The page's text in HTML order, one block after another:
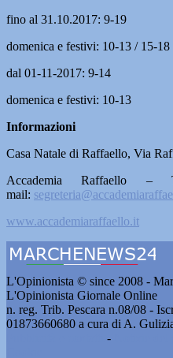
fino al 31.10.2017: 9-19
domenica e festivi: 10-13 / 15-18
dal 01-11-2017: 9-14
domenica e festivi: 10-13
Informazioni
Casa Natale di Raffaello, Via
Accademia Raffaello
mail:
www.accademiaraffaello.it
L'Opinionista © since 2008 -
L'Opinionista Giornale Online
n. reg. Trib. Pescara n.08/08 -
01873660680 a cura di A.
-